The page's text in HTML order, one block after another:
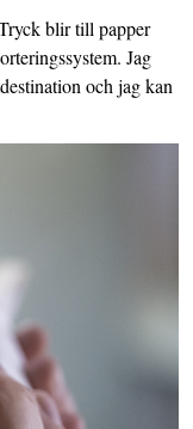
blir till papper
Jag
och jag kan